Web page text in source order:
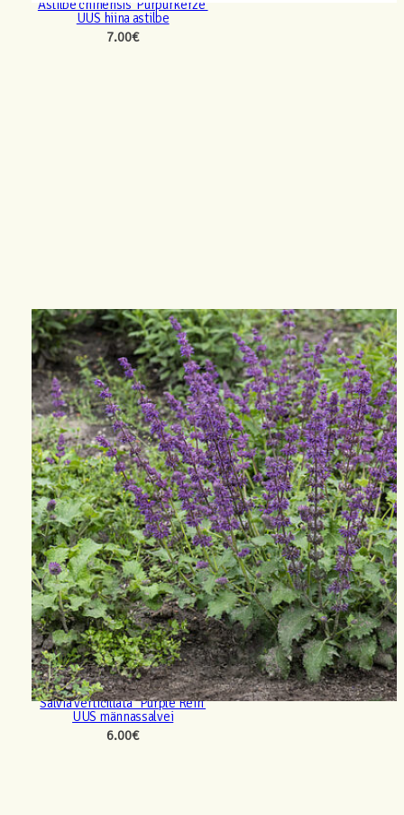
Astilbe chinensis ‘Purpurkerze’
UUS hiina astilbe
7.00€
Salvia verticillata ‘ Purple Rein’
UUS männassalvei
6.00€